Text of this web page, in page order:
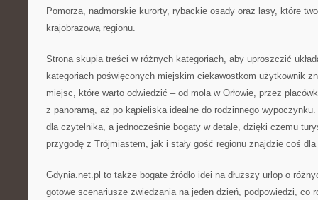
Pomorza, nadmorskie kurorty, rybackie osady oraz lasy, które
krajobrazową regionu.
Strona skupia treści w różnych kategoriach, aby uproszczić
kategoriach poświęconych miejskim ciekawostkom użytkownik
miejsc, które warto odwiedzić – od mola w Orłowie, przez
z panoramą, aż po kąpieliska idealne do rodzinnego
dla czytelnika, a jednocześnie bogaty w detale, dzięki czemu
przygodę z Trójmiastem, jak i stały gość regionu znajdzie coś
Gdynia.net.pl to także bogate źródło idei na dłuższy urlop o
gotowe scenariusze zwiedzania na jeden dzień, podpowiedzi, co